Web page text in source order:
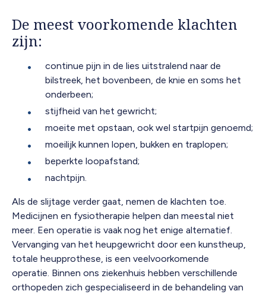
De meest voorkomende klachten
zijn:
continue pijn in de lies uitstralend naar de
bilstreek, het bovenbeen, de knie en soms het
onderbeen;
stijfheid van het gewricht;
moeite met opstaan, ook wel startpijn genoemd;
moeilijk kunnen lopen, bukken en traplopen;
beperkte loopafstand;
nachtpijn.
Als de slijtage verder gaat, nemen de klachten toe.
Medicijnen en fysiotherapie helpen dan meestal niet
meer. Een operatie is vaak nog het enige alternatief.
Vervanging van het heupgewricht door een kunstheup,
totale heupprothese, is een veelvoorkomende
operatie. Binnen ons ziekenhuis hebben verschillende
orthopeden zich gespecialiseerd in de behandeling van